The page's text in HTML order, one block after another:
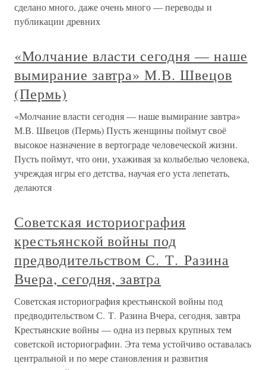
сделано много, даже очень много — переводы и
публикации древних
«Молчание власти сегодня — наше
вымирание завтра» М.В. Швецов
(Пермь)
«Молчание власти сегодня — наше вымирание завтра»
М.В. Швецов (Пермь) Пусть женщины поймут своё
высокое назначение в вертограде человеческой жизни.
Пусть поймут, что они, ухаживая за колыбелью человека,
учреждая игры его детства, научая его уста лепетать,
делаются
Советская историография
крестьянской войны под
предводительством С. Т. Разина
Вчера, сегодня, завтра
Советская историография крестьянской войны под
предводительством С. Т. Разина Вчера, сегодня, завтра
Крестьянские войны — одна из первых крупных тем
советской историографии. Эта тема устойчиво оставалась
центральной и по мере становления и развития